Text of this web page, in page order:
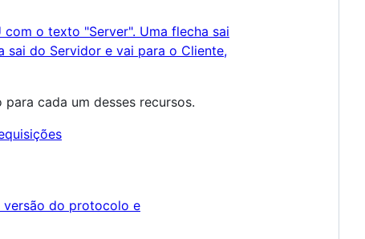
cada um desses recursos.